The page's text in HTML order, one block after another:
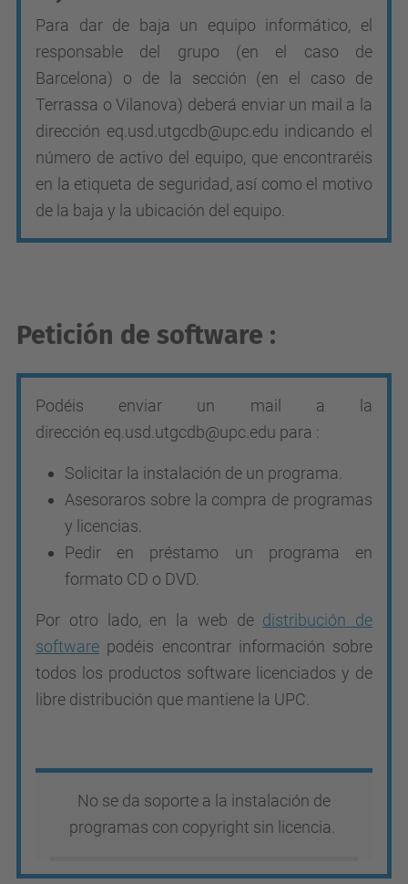
Para dar de baja un equipo informático, el
responsable del grupo (en el caso de
Barcelona) o de la sección (en el caso de
Terrassa o Vilanova) deberá enviar un mail a la
dirección eq .usd.utgcdb@upc.edu indicando el
número de activo del equipo, que encontraréis
en la etiqueta de seguridad, así como el motivo
de la baja y la ubicación del equipo.
Petición de software :
Podéis enviar un mail a la
dirección eq.usd.utgcdb@upc.edu para :
Solicitar la instalación de un programa.
Asesoraros sobre la compra de programas
y licencias.
Pedir en préstamo un programa en
formato CD o DVD.
Por otro lado, en la web de distribución de
software podéis encontrar información sobre
todos los productos software licenciados y de
libre distribución que mantiene la UPC.
No se da soporte a la instalación de
programas con copyright sin licencia.